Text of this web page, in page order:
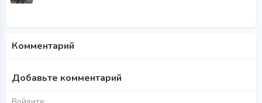
Комментарий
Добавьте комментарий